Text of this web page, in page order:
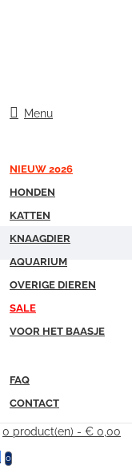
Menu
NIEUW 2026
HONDEN
KATTEN
KNAAGDIER
AQUARIUM
OVERIGE DIEREN
SALE
VOOR HET BAASJE
FAQ
CONTACT
0 product(en) - € 0,00
0